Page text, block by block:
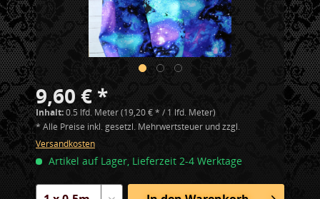
9,60 € *
Inhalt:0.5 lfd. Meter (19,20 € * / 1 lfd. Meter)
* Alle Preise inkl. gesetzl. Mehrwertsteuer und zzgl.
Versandkosten
Artikel auf Lager, Lieferzeit 2-4 Werktage